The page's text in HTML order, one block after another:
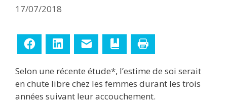
17/07/2018
Facebook LinkedIn Ajouter aux favoris
Selon une récente étude*, l’estime de soi serait
en chute libre chez les femmes durant les trois
années suivant leur accouchement.